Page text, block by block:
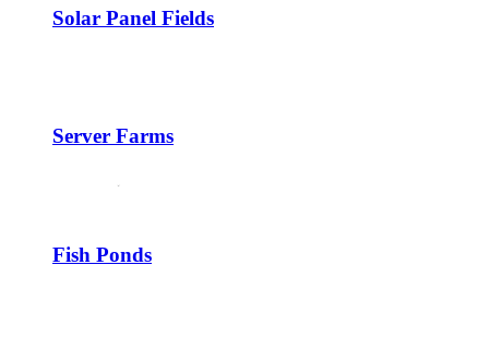
Solar Panel Fields
Server Farms
Fish Ponds